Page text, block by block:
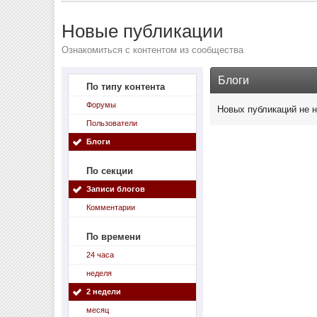
Новые публикации
Ознакомиться с контентом из сообщества
По типу контента
Форумы
Пользователи
Блоги
По секции
Записи блогов
Комментарии
По времени
24 часа
неделя
2 недели
месяц
Блоги
Новых публикаций не